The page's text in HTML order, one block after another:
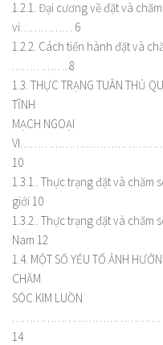
1.2.1. Đại cương về đặt và
vi…………… 6
1.2.2. Cách tiến hành đặt và
……………. 8
1.3. THỰC TRẠNG TUÂN THỦ
TĨNH
MẠCH NGOẠI
10
1.3.1.. Thực trạng đặt và
giới 10
1.3.2.. Thực trạng đặt và chăm
Nam 12
1.4. MỘT SỐ YẾU TỐ ẢNH
CHĂM
SÓC KIM LUỒN
14